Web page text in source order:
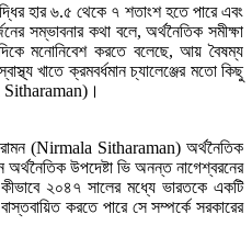
হার ৬.৫ থেকে ৭ শতাংশ হতে পারে এবং
সম্ভাবনার কথা বলে, অর্থনৈতিক সমীক্ষা
মনোনিবেশ করতে বলেছে, আয় বৈষম্য
খাতে ক্রমবর্ধমান চ্যালেঞ্জের মতো কিছু
Sitharaman)।
(Nirmala Sitharaman) অর্থনৈতিক
অর্থনৈতিক উপদেষ্টা ভি অনন্ত নাগেশ্বরনের
২০৪৭ সালের মধ্যে ভারতকে একটি
করতে পারে সে সম্পর্কে সরকারের